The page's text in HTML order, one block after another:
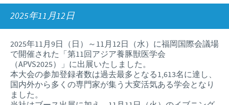
2021年
2020年
2019年
2018年
2017年
2025年11月12日
2025年11月9日（日）～11月12日（水）に福岡国際会議場
で開催された「第11回アジア養豚獣医学会
（APVS2025）」に出展いたしました。
本大会の参加登録者数は過去最多となる1,613名に達し、
国内外から多くの専門家が集う大変活気ある学会となり
ました。